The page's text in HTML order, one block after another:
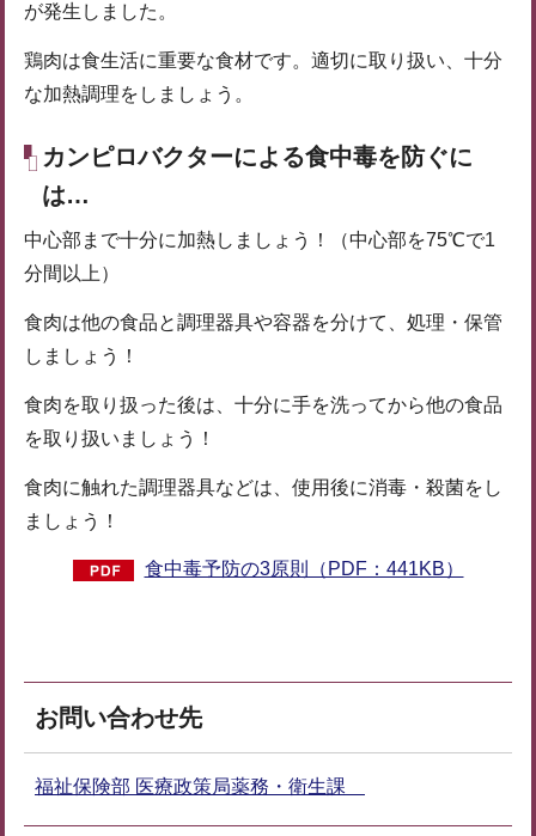
が発生しました。
鶏肉は食生活に重要な食材です。適切に取り扱い、十分
な加熱調理をしましょう。
カンピロバクターによる食中毒を防ぐに
は…
中心部まで十分に加熱しましょう！（中心部を75℃で1
分間以上）
食肉は他の食品と調理器具や容器を分けて、処理・保管
しましょう！
食肉を取り扱った後は、十分に手を洗ってから他の食品
を取り扱いましょう！
食肉に触れた調理器具などは、使用後に消毒・殺菌をし
ましょう！
食中毒予防の3原則（PDF：441KB）
お問い合わせ先
福祉保険部 医療政策局薬務・衛生課